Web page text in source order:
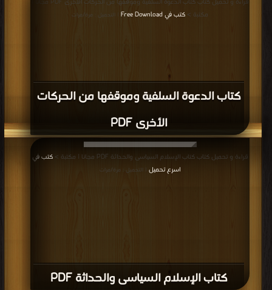
كتاب الدعوة السلفية وموقفها من الحركات
الأخرى PDF
مكتبة > كتب في Free Download | التحميل : مرة/مرات
كتاب الإسلام السياسى والحداثة PDF
قراءة و تحميل كتاب كتاب الإسلام السياسى والحداثة PDF مجانا | مكتبة >
كتب في
اسرع تحميل | التحميل : مرة/مرات